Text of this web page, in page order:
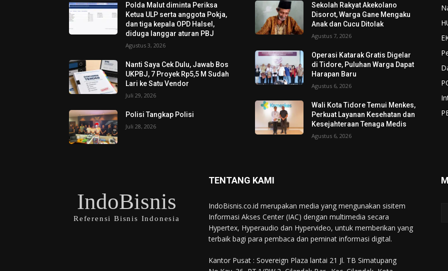
Polda Malut diminta Periksa
Ketua ULP serta anggota Pokja,
dan tiga kepala OPD Halsel,
diduga langgar aturan PBJ
Agustus 3, 2026
Nanti Saya Cek Dulu, Jawab Bos
UKPBJ, 7 Proyek Rp5,5 M Sudah
Lari ke Satu Vendor
Juli 29, 2026
Polisi Tangkap Polisi
Juli 28, 2026
Sekolah Rakyat Akekolano
Disorot, Warga Gane Mengaku
Anak dan Cucu Ditolak
Agustus 7, 2026
Operasi Katarak Gratis Digelar
di Tidore, Puluhan Warga Dapat
Harapan Baru
Agustus 6, 2026
Wali Kota Tidore Temui Menkes,
Perkuat Layanan Kesehatan dan
Kesejahteraan Tenaga Medis
Agustus 6, 2026
IndoBisnis
Referensi Bisnis Indonesia
TENTANG KAMI
IndoBisnis.co.id merupakan media yang mengunakan sisitem
Informasi Akses Center (IAC) dengan multimedia secara
Hypertex, Hyperaudio dan Hypervideo, untuk memberikan yang
terbaik bagi para pembaca dan peminat informasi digital.
Kantor Pusat : Sovereign Plaza lantai 21 Jl. TB Simatupang